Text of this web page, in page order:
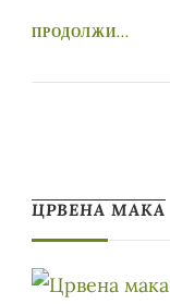
ПРОДОЛЖИ...
ЦРВЕНА МАКА